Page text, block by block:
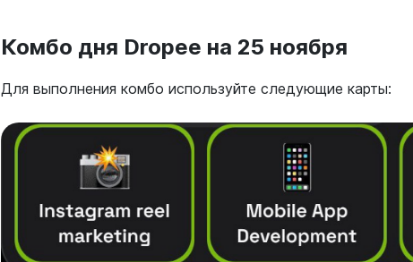
Комбо дня Dropee на 25 ноября
Для выполнения комбо используйте следующие карты: